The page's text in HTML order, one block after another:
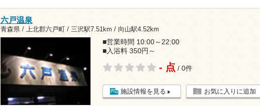
六戸温泉
青森県 / 上北郡六戸町 / 三沢駅7.51km / 向山駅4.52km
■営業時間 10:00～22:00
■入浴料 350円～
- 点 / 0件
施設情報を見る お気に入りに追加